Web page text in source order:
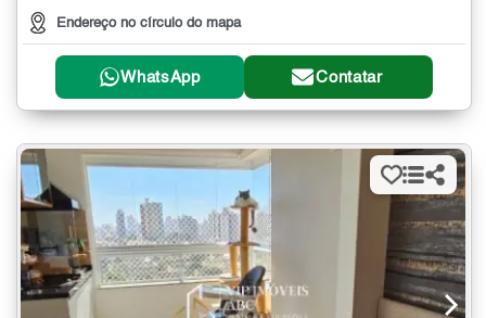
Endereço no círculo do mapa
WhatsApp Contatar